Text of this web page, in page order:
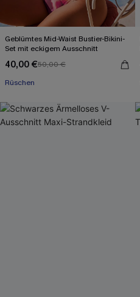
Geblümtes Mid-Waist Bustier-Bikini-
Set mit eckigem Ausschnitt
40,00 €50,00 €
Rüschen